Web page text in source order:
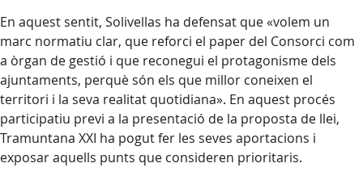
En aquest sentit, Solivellas ha defensat que «volem un
marc normatiu clar, que reforci el paper del Consorci com
a òrgan de gestió i que reconegui el protagonisme dels
ajuntaments, perquè són els que millor coneixen el
territori i la seva realitat quotidiana». En aquest procés
participatiu previ a la presentació de la proposta de llei,
Tramuntana XXI ha pogut fer les seves aportacions i
exposar aquells punts que consideren prioritaris.